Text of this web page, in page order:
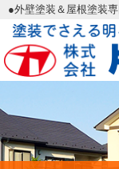
●外壁塗装＆屋根塗装